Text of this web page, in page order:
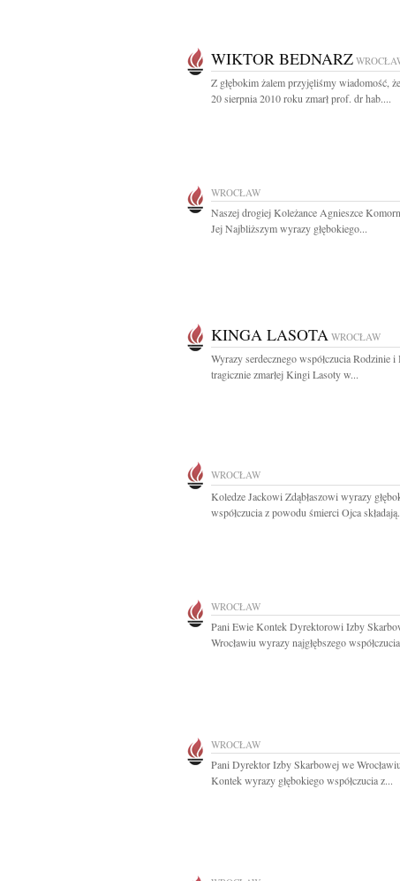
WIKTOR BEDNARZ
Z głębokim żalem przyjęliśmy wiadomość,
20 sierpnia 2010 roku zmarł prof. dr hab....
WROCŁAW
Naszej drogiej Koleżance Agnieszce
Jej Najbliższym wyrazy głębokiego...
KINGA LASOTA WROCŁAW
Wyrazy serdecznego współczucia Rodzinie
tragicznie zmarłej Kingi Lasoty w...
WROCŁAW
Koledze Jackowi Zdąbłaszowi wyrazy
współczucia z powodu śmierci Ojca
WROCŁAW
Pani Ewie Kontek Dyrektorowi Izby
Wrocławiu wyrazy najgłębszego
WROCŁAW
Pani Dyrektor Izby Skarbowej we
Kontek wyrazy głębokiego współczucia z...